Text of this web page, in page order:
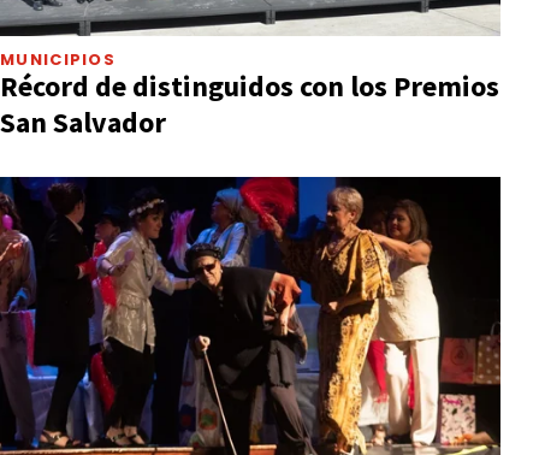
MUNICIPIOS
Récord de distinguidos con los Premios
San Salvador